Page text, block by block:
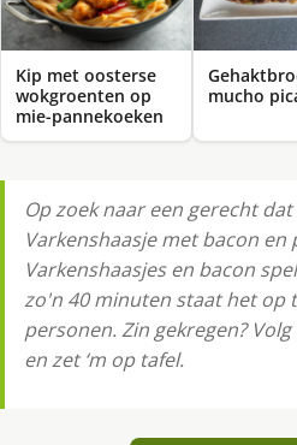
Kip met oosterse
wokgroenten op
mie-pannekoeken
mucho
Op zoek naar een gerecht
Varkenshaasje met bacon
Varkenshaasjes en bacon
zo'n 40 minuten staat het op
personen. Zin gekregen?
en zet ‘m op tafel.